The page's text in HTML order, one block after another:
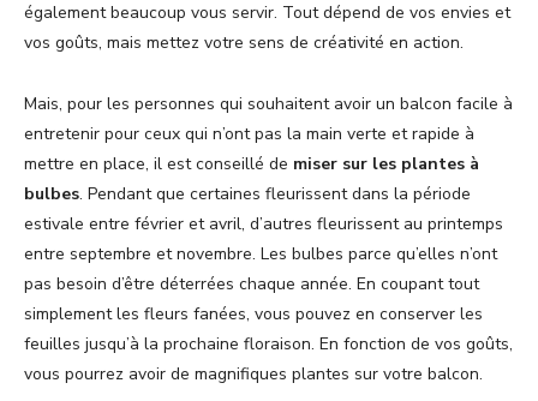
également beaucoup vous servir. Tout dépend de vos envies et
vos goûts, mais mettez votre sens de créativité en action.
Mais, pour les personnes qui souhaitent avoir un balcon facile à
entretenir pour ceux qui n’ont pas la main verte et rapide à
mettre en place, il est conseillé de miser sur les plantes à
bulbes. Pendant que certaines fleurissent dans la période
estivale entre février et avril, d’autres fleurissent au printemps
entre septembre et novembre. Les bulbes parce qu’elles n’ont
pas besoin d’être déterrées chaque année. En coupant tout
simplement les fleurs fanées, vous pouvez en conserver les
feuilles jusqu’à la prochaine floraison. En fonction de vos goûts,
vous pourrez avoir de magnifiques plantes sur votre balcon.